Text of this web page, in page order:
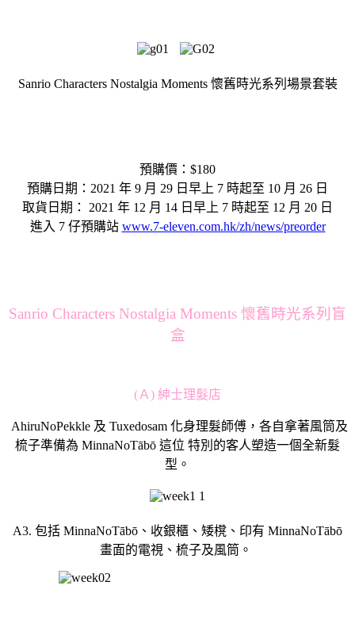
Sanrio Characters Nostalgia Moments 懷舊時光系列場景套裝
預購價：$180
預購日期：2021 年 9 月 29 日早上 7 時起至 10 月 26 日
取貨日期： 2021 年 12 月 14 日早上 7 時起至 12 月 20 日
進入 7 仔預購站 www.7-eleven.com.hk/zh/news/preorder
Sanrio Characters Nostalgia Moments 懷舊時光系列盲
盒
(Ａ) 紳士理髮店
AhiruNoPekkle 及 Tuxedosam 化身理髮師傅，各自拿著風筒及
梳子準備為 MinnaNoTābō 這位 特別的客人塑造一個全新髮
型。
A3. 包括 MinnaNoTābō、收銀櫃、矮櫈、印有 MinnaNoTābō
畫面的電視、梳子及風筒。